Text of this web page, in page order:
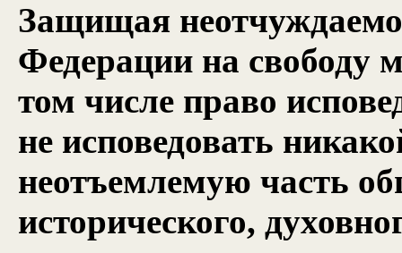
Защищая
Федерации на свободу
том числе право
не исповедовать
неотъемлемую часть
исторического,